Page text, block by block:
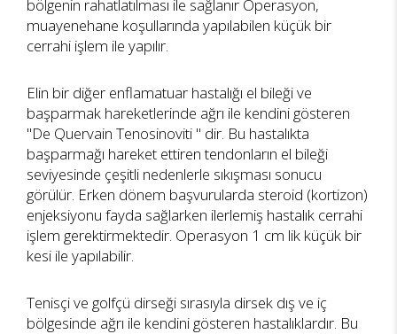
bölgenin rahatlatılması ile sağlanır Operasyon,
muayenehane koşullarında yapılabilen küçük bir
cerrahi işlem ile yapılır.
Elin bir diğer enflamatuar hastalığı el bileği ve
başparmak hareketlerinde ağrı ile kendini gösteren
"De Quervain Tenosinoviti " dir. Bu hastalıkta
başparmağı hareket ettiren tendonların el bileği
seviyesinde çeşitli nedenlerle sıkışması sonucu
görülür. Erken dönem başvurularda steroid (kortizon)
enjeksiyonu fayda sağlarken ilerlemiş hastalık cerrahi
işlem gerektirmektedir. Operasyon 1 cm lik küçük bir
kesi ile yapılabilir.
Tenisçi ve golfçü dirseği sırasıyla dirsek dış ve iç
bölgesinde ağrı ile kendini gösteren hastalıklardır. Bu